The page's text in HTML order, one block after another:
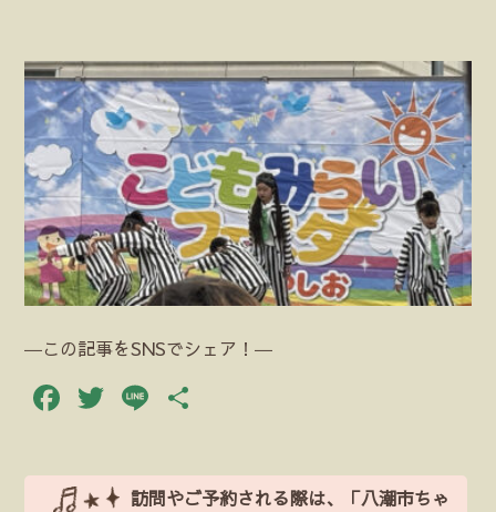
―この記事をSNSでシェア！―
Facebook
Twitter
Line
訪問やご予約される際は、「八潮市ちゃ